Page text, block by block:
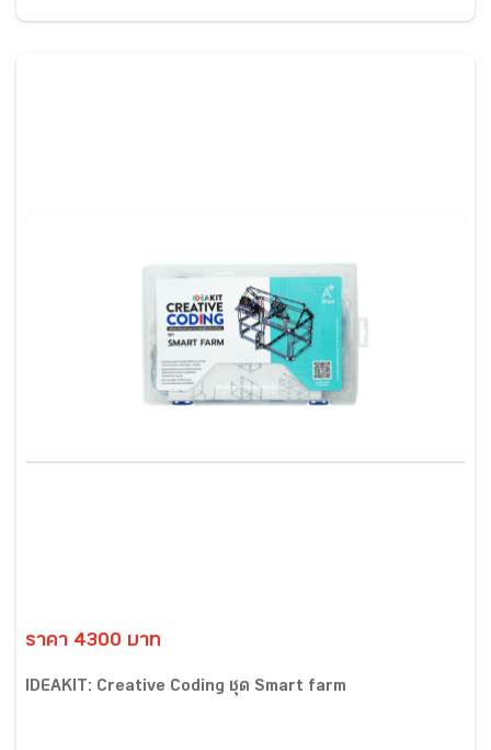
ราคา 4300 บาท
IDEAKIT: Creative Coding ชุด Smart farm